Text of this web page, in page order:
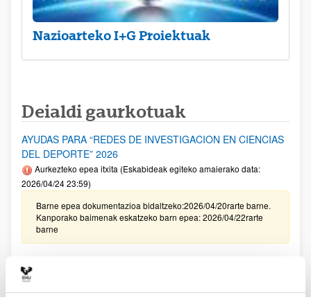
Nazioarteko I+G Proiektuak
Deialdi gaurkotuak
AYUDAS PARA “REDES DE INVESTIGACION EN CIENCIAS
DEL DEPORTE” 2026
Aurkezteko epea itxita (Eskabideak egiteko amaierako data:
2026/04/24 23:59)
Barne epea dokumentazioa bidaltzeko:2026/04/20rarte barne.
Kanporako baimenak eskatzeko barn epea: 2026/04/22rarte
barne
laguntzak. Lehen seihilekoa 2026
Aurkezteko epea itxita: 2026/04/14 - 2026/05/13